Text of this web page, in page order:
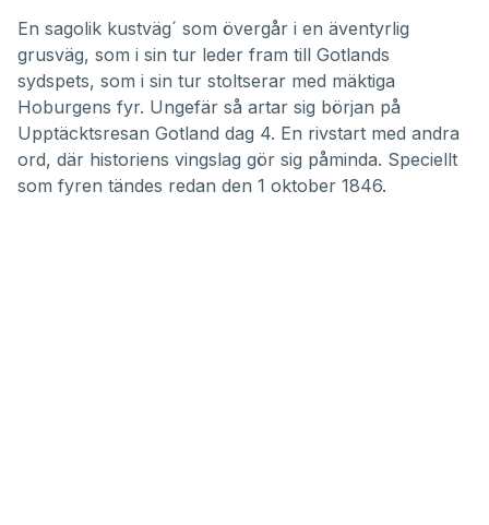
En sagolik kustväg´ som övergår i en äventyrlig
grusväg, som i sin tur leder fram till Gotlands
sydspets, som i sin tur stoltserar med mäktiga
Hoburgens fyr. Ungefär så artar sig början på
Upptäcktsresan Gotland dag 4. En rivstart med andra
ord, där historiens vingslag gör sig påminda. Speciellt
som fyren tändes redan den 1 oktober 1846.